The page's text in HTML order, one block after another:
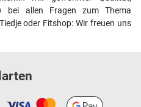
bei allen Fragen zum Thema
oder Fitshop: Wir freuen uns